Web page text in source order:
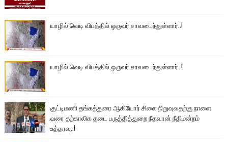
யாழில் வெடி விபத்தில் ஒருவர் சாவடைந்துள்ளார்..!
யாழில் வெடி விபத்தில் ஒருவர் சாவடைந்துள்ளார்..!
குட்டிமணி தங்கத்துரை ஆகியோர் சிலை நிறுவுவதற்கு நாளை
வரை தற்காலிக தடை பருத்தித்துறை நீதவான் நீதிமன்றம்
உத்தரவு..!